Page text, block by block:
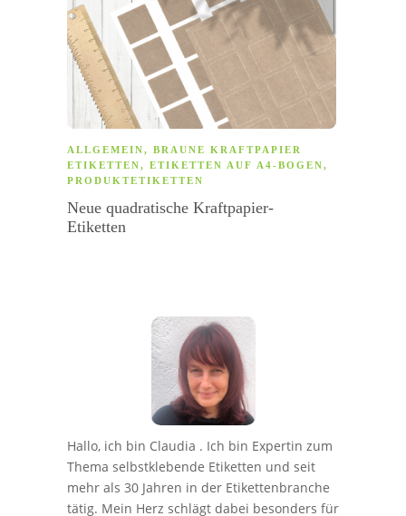
ALLGEMEIN, BRAUNE KRAFTPAPIER
ETIKETTEN, ETIKETTEN AUF A4-BOGEN,
PRODUKTETIKETTEN
Neue quadratische Kraftpapier-
Etiketten
Hallo, ich bin Claudia . Ich bin Expertin zum
Thema selbstklebende Etiketten und seit
mehr als 30 Jahren in der Etikettenbranche
tätig. Mein Herz schlägt dabei besonders für